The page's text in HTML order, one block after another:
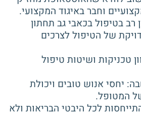
וחבר באיגוד המקצועי.
רב בטיפול בכאבי גב תחתון
של הטיפול לצרכים
טכניקות ושיטות טיפול
יחסי אנוש טובים ויכולת
המטופל.
לכל היבטי הבריאות ולא